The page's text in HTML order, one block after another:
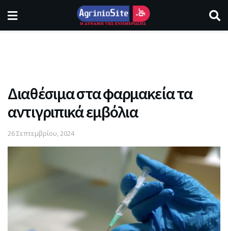
Διαθέσιμα στα φαρμακεία τα
αντιγριπικά εμβόλια
26 Σεπτεμβρίου, 2024